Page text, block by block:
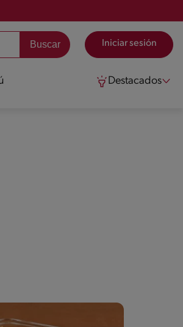
Iniciar sesión
Destacados